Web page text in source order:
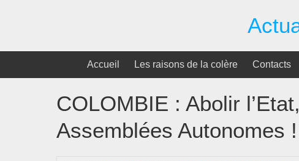
Accueil Les raisons de la colère Contacts
COLOMBIE : Abolir
Assemblées Autonomes !